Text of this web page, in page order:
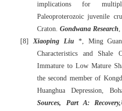
implications for
Paleoproterozoic juvenile
Craton. Gondwana Research,
[8]Xiaoping Liu *, Ming
Characteristics and
Immature to Low Mature
the second member of
Huanghua Depression,
Sources, Part A: